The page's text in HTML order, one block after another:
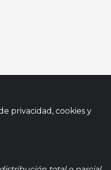
privacidad, cookies y